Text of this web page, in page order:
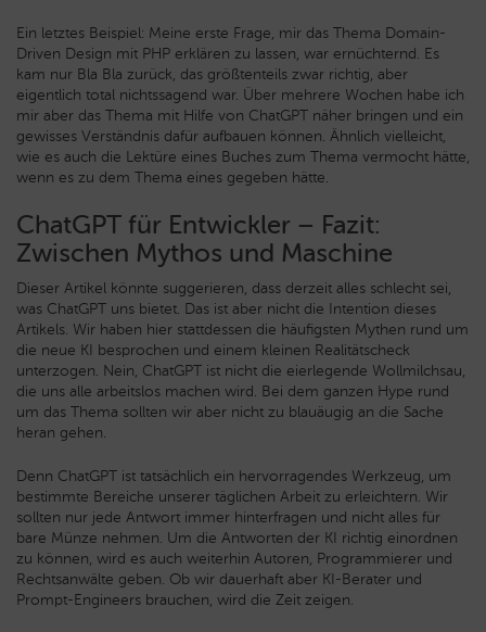
Ein letztes Beispiel: Meine erste Frage, mir das Thema Domain-
Driven Design mit PHP erklären zu lassen, war ernüchternd. Es
kam nur Bla Bla zurück, das größtenteils zwar richtig, aber
eigentlich total nichtssagend war. Über mehrere Wochen habe ich
mir aber das Thema mit Hilfe von ChatGPT näher bringen und ein
gewisses Verständnis dafür aufbauen können. Ähnlich vielleicht,
wie es auch die Lektüre eines Buches zum Thema vermocht hätte,
wenn es zu dem Thema eines gegeben hätte.
ChatGPT für Entwickler – Fazit:
Zwischen Mythos und Maschine
Dieser Artikel könnte suggerieren, dass derzeit alles schlecht sei,
was ChatGPT uns bietet. Das ist aber nicht die Intention dieses
Artikels. Wir haben hier stattdessen die häufigsten Mythen rund um
die neue KI besprochen und einem kleinen Realitätscheck
unterzogen. Nein, ChatGPT ist nicht die eierlegende Wollmilchsau,
die uns alle arbeitslos machen wird. Bei dem ganzen Hype rund
um das Thema sollten wir aber nicht zu blauäugig an die Sache
heran gehen.
Denn ChatGPT ist tatsächlich ein hervorragendes Werkzeug, um
bestimmte Bereiche unserer täglichen Arbeit zu erleichtern. Wir
sollten nur jede Antwort immer hinterfragen und nicht alles für
bare Münze nehmen. Um die Antworten der KI richtig einordnen
zu können, wird es auch weiterhin Autoren, Programmierer und
Rechtsanwälte geben. Ob wir dauerhaft aber KI-Berater und
Prompt-Engineers brauchen, wird die Zeit zeigen.